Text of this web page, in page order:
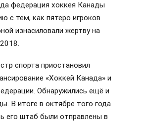
федерация хоккея Канады
с тем, как пятеро игроков
изнасиловали жертву на
спорта приостановил
«Хоккей Канада» и
Обнаружились ещё и
В итоге в октябре того года
его штаб были отправлены в